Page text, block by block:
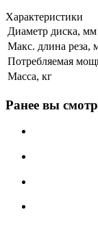
Характеристики
Диаметр диска, мм
Макс. длина реза,
Потребляемая
Масса, кг
Ранее вы